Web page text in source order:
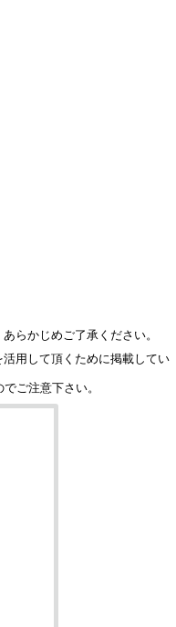
らかじめご了承ください。
用して頂くために掲載してい
ご注意下さい。